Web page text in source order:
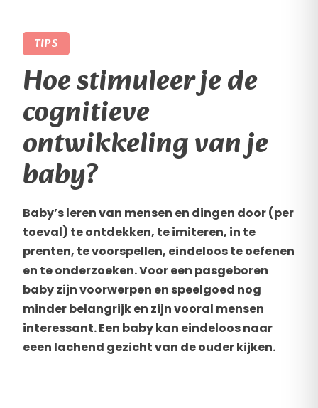
TIPS
Hoe stimuleer je de
cognitieve
ontwikkeling van je
baby?
Baby’s leren van mensen en dingen door (per
toeval) te ontdekken, te imiteren, in te
prenten, te voorspellen, eindeloos te oefenen
en te onderzoeken. Voor een pasgeboren
baby zijn voorwerpen en speelgoed nog
minder belangrijk en zijn vooral mensen
interessant. Een baby kan eindeloos naar
eeen lachend gezicht van de ouder kijken.